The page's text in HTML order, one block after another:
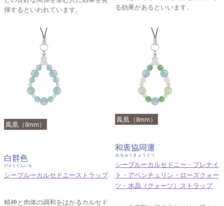
揮するといわれています。
る効果があるといいます。
鳳凰（8mm）
白群色
びゃくぐんいろ
シーブルーカルセドニーストラップ
精神と肉体の調和をはかるカルセド
鳳凰（8mm）
和衷協同運
わちゅうきょうどう
シーブルーカルセドニー・プレナイ
ト・アベンチュリン・ローズクォー
ツ・水晶（クォーツ）ストラップ